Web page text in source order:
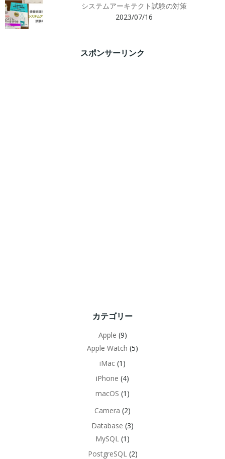
システムアーキテクト試験の対策
2023/07/16
スポンサーリンク
カテゴリー
Apple (9)
Apple Watch (5)
iMac (1)
iPhone (4)
macOS (1)
Camera (2)
Database (3)
MySQL (1)
PostgreSQL (2)